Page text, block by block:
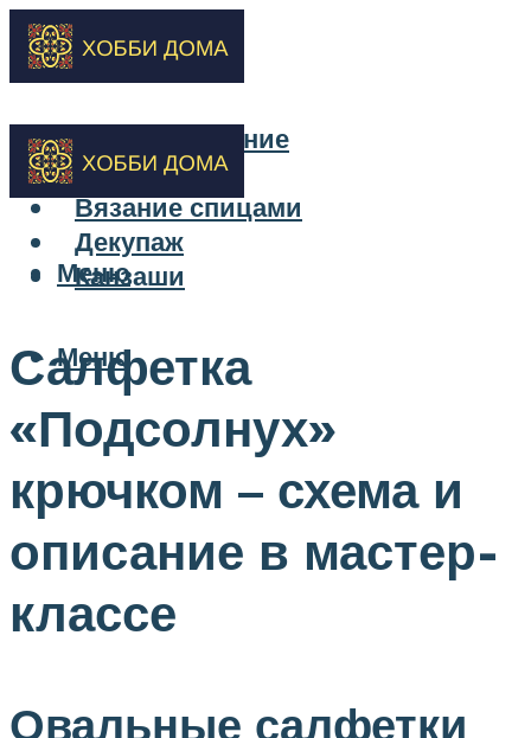
Бисероплетение
Вышивка
Вязание спицами
Декупаж
Канзаши
Меню
Меню
Салфетка
«Подсолнух»
крючком – схема и
описание в мастер-
классе
Овальные салфетки